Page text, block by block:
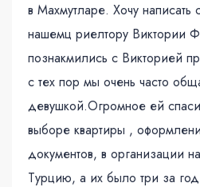
в Махмутларе. Хочу написать
нашемц риелтору Виктории
познакмились с Викторией
с тех пор мы очень часто
девушкой.Огромное ей
выборе квартиры ,
документов, в организации
Турцию, а их было три за